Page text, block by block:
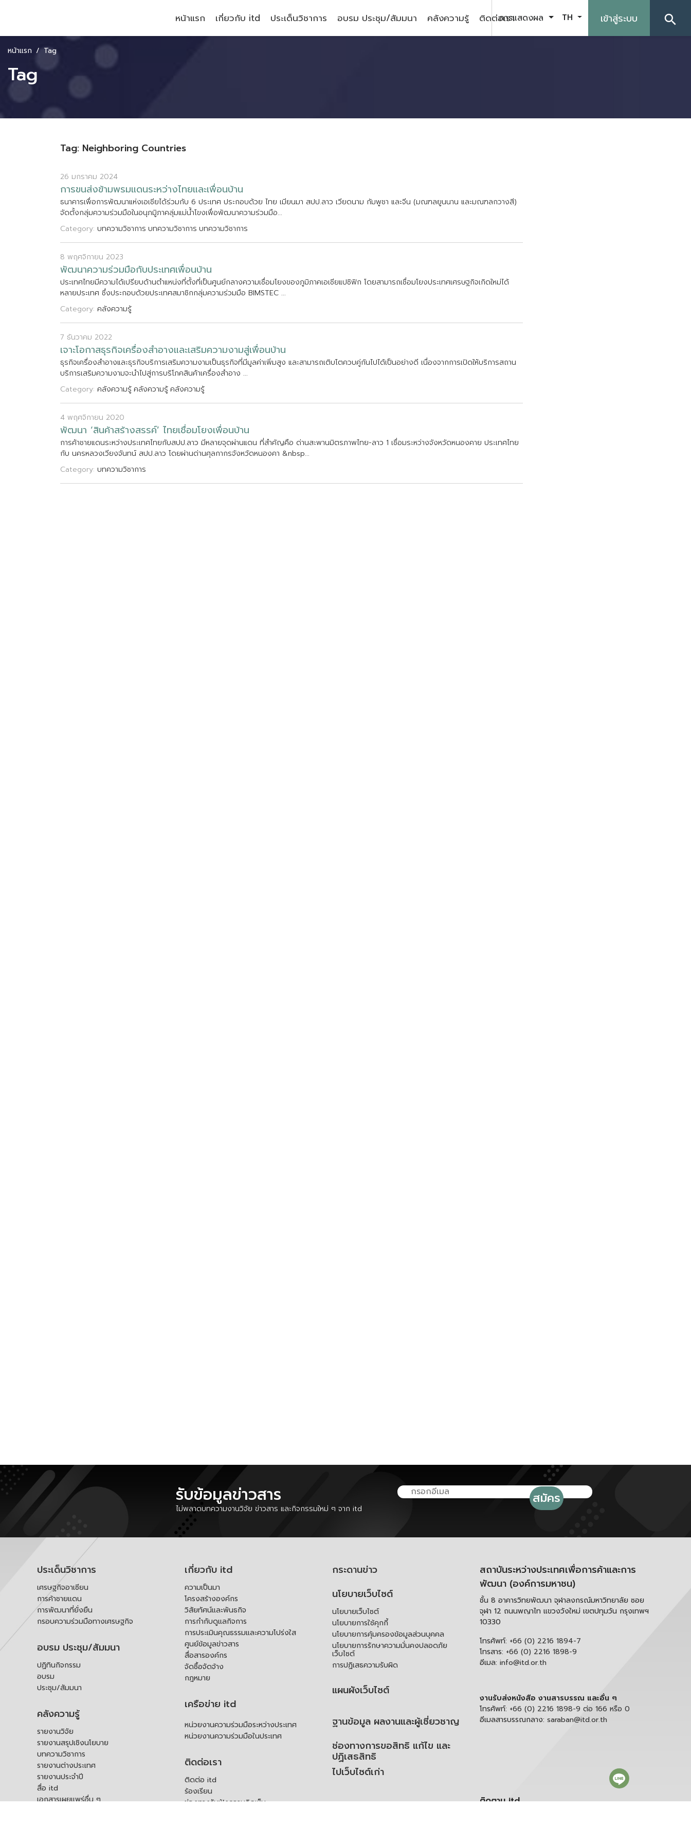
หน้าแรก เกี่ยวกับ itd ประเด็นวิชาการ อบรม ประชุม/สัมมนา คลังความรู้ ติดต่อเราการแสดงผล TH เข้าสู่ระบบ search
หน้าแรก Tag
Tag
Tag: Neighboring Countries
26 มกราคม 2024
การขนสงขามพรมแดนระหวางไทยและเพอนบาน
ธนาคารเพอการพฒนาแหงเอเชยไดรวมกบ 6 ประเทศ ประกอบดวย ไทย เมยนมา สปป.ลาว เวยดนาม กมพชา และจน (มณฑลยนนาน และมณฑลกวางส)
จดตงกลมความรวมมอในอนภมภาคลมแมนโขงเพอพฒนาความรวมมอ...
Category: บทความวิชาการ บทความวิชาการ บทความวิชาการ
8 พฤศจิกายน 2023
พฒนาความรวมมอกบประเทศเพอนบาน
ประเทศไทยมความไดเปรยบดานตแหนงทตงทเปนศนยกลางความเชอมโยงของภมภาคเอเชยแปซฟก โดยสามารถเชอมโยงประเทศเศรษฐกจเกดใหมได
หลายประเทศ ซงประกอบดวยประเทศสมาชกกลมความรวมมอ BIMSTEC ...
Category: คลังความรู้
7 ธันวาคม 2022
เจาะโอกาสธรกจเครองสอางและเสรมความงามสเพอนบาน
ธรกจเครองสอางและธรกจบรการเสรมความงามเปนธรกจทมมลคาเพมสง และสามารถเตบโตควบคกนไปไดเปนอยางด เนองจากการเปดใหบรการสถาน
บรการเสรมความงามจะนไปสการบรโภคสนคาเครองสอาง ...
Category: คลังความรู้คลังความรู้คลังความรู้
4 พฤศจิกายน 2020
พฒนา ‘สนคาสรางสรรค’ ไทยเชอมโยงเพอนบาน
การคาชายแดนระหวางประเทศไทยกบสปป.ลาว มหลายจดผานแดน ทสคญคอ ดานสะพานมตรภาพไทย-ลาว 1 เชอมระหวางจงหวดหนองคาย ประเทศไทย
กบ นครหลวงเวยงจนทน สปป.ลาว โดยผานดานศลกากรจงหวดหนองคา &nbsp...
Category: บทความวิชาการ
รับข้อมูลข่าวสาร
ไม่พลาดบทความงานวิจัย ข่าวสาร และกิจกรรมใหม่ ๆ จาก itd
ประเด็นวิชาการ
เศรษฐกิจอาเซียน
การค้าชายแดน
การพัฒนาที่ยั่งยืน
กรอบความร่วมมือทางเศรษฐกิจ
อบรม ประชุม/สัมมนา
ปฏิทินกิจกรรม
อบรม
ประชุม/สัมมนา
คลังความรู้
รายงานวิจัย
รายงานสรุปเชิงนโยบาย
บทความวิชาการ
รายงานต่างประเทศ
รายงานประจำปี
สื่อ itd
เอกสารเผยแพร่อื่น ๆ
เกี่ยวกับ itd
ความเป็นมา
โครงสร้างองค์กร
วิสัยทัศน์และพันธกิจ
การกำกับดูแลกิจการ
การประเมินคุณธรรมและความโปร่งใส
ศูนย์ข้อมูลข่าวสาร
สื่อสารองค์กร
จัดซื้อจัดจ้าง
กฎหมาย
เครือข่าย itd
หน่วยงานความร่วมมือระหว่างประเทศ
หน่วยงานความร่วมมือในประเทศ
ติดต่อเรา
ติดต่อ itd
ร้องเรียน
ช่องทางรับฟังความคิดเห็น
กระดานข่าว
นโยบายเว็บไซต์
นโยบายเว็บไซต์
นโยบายการใช้คุกกี้
นโยบายการคุ้มครองข้อมูลส่วนบุคคล
นโยบายการรักษาความมั่นคงปลอดภัย
เว็บไซต์
การปฏิเสธความรับผิด
แผนผังเว็บไซต์
ฐานข้อมูล ผลงานและผู้เชี่ยวชาญ
ช่องทางการขอสิทธิ แก้ไข และ
ปฏิเสธสิทธิ
ไปเว็บไซต์เก่า
สถาบันระหว่างประเทศเพื่อการค้าและการ
พัฒนา (องค์การมหาชน)
ชั้น 8 อาคารวิทยพัฒนา จุฬาลงกรณ์มหาวิทยาลัย ซอย
จุฬา 12 ถนนพญาไท แขวงวังใหม่ เขตปทุมวัน กรุงเทพฯ
10330
โทรศัพท์: +66 (0) 2216 1894-7
โทรสาร: +66 (0) 2216 1898-9
อีเมล: info@itd.or.th
งานรับส่งหนังสือ งานสารบรรณ และอื่น ๆ
โทรศัพท์: +66 (0) 2216 1898-9 ต่อ 166 หรือ 0
อีเมลสารบรรณกลาง: saraban@itd.or.th
ติดตาม itd